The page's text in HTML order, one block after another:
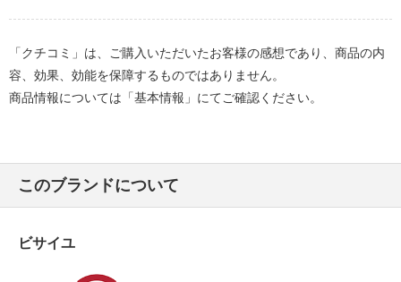
「クチコミ」は、ご購入いただいたお客様の感想であり、商品の内
容、効果、効能を保障するものではありません。
商品情報については「基本情報」にてご確認ください。
このブランドについて
ビサイユ